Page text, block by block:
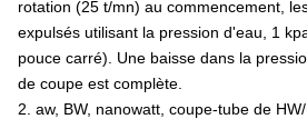
rotation (25 t/mn) au commencement,
expulsés utilisant la pression d'eau, 1
pouce carré). Une baisse dans la
de coupe est complète.
2. aw, BW, nanowatt, coupe-tube de